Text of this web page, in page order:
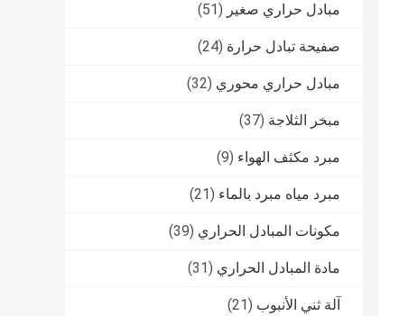
مبادل حراري صغير (51)
صفيحة تبادل حرارة (24)
مبادل حراري محوري (32)
مبخر الثلاجة (37)
مبرد مكثف الهواء (9)
مبرد مياه مبرد بالماء (21)
مكونات المبادل الحراري (39)
مادة المبادل الحراري (31)
آلة ثني الأنبوب (21)